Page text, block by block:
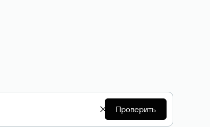
Проверить